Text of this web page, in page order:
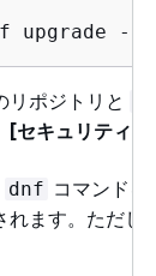
upgrade
リポジトリと
[セキュリティ
dnf コマンド
れます。ただ